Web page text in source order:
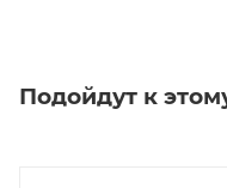
Подойдут к